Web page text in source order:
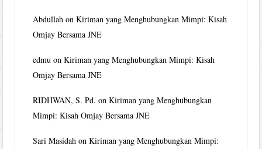
Abdullah onKiriman yang Menghubungkan Mimpi: Kisah
Omjay Bersama JNE
edmu onKiriman yang Menghubungkan Mimpi: Kisah
Omjay Bersama JNE
RIDHWAN, S. Pd. onKiriman yang Menghubungkan
Mimpi: Kisah Omjay Bersama JNE
Sari Masidah onKiriman yang Menghubungkan Mimpi: